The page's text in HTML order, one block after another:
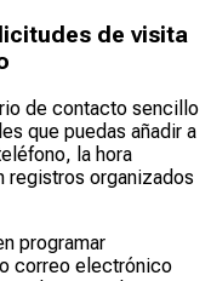
de visita
de contacto sencillo
que puedas añadir a
la hora
registros organizados
programar
correo electrónico